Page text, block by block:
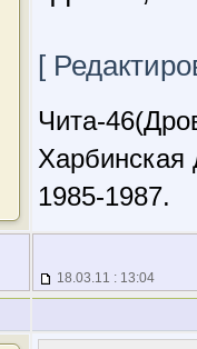
[
Чита-
Харбинская
1985-1987.
18.03.11 : 13:04